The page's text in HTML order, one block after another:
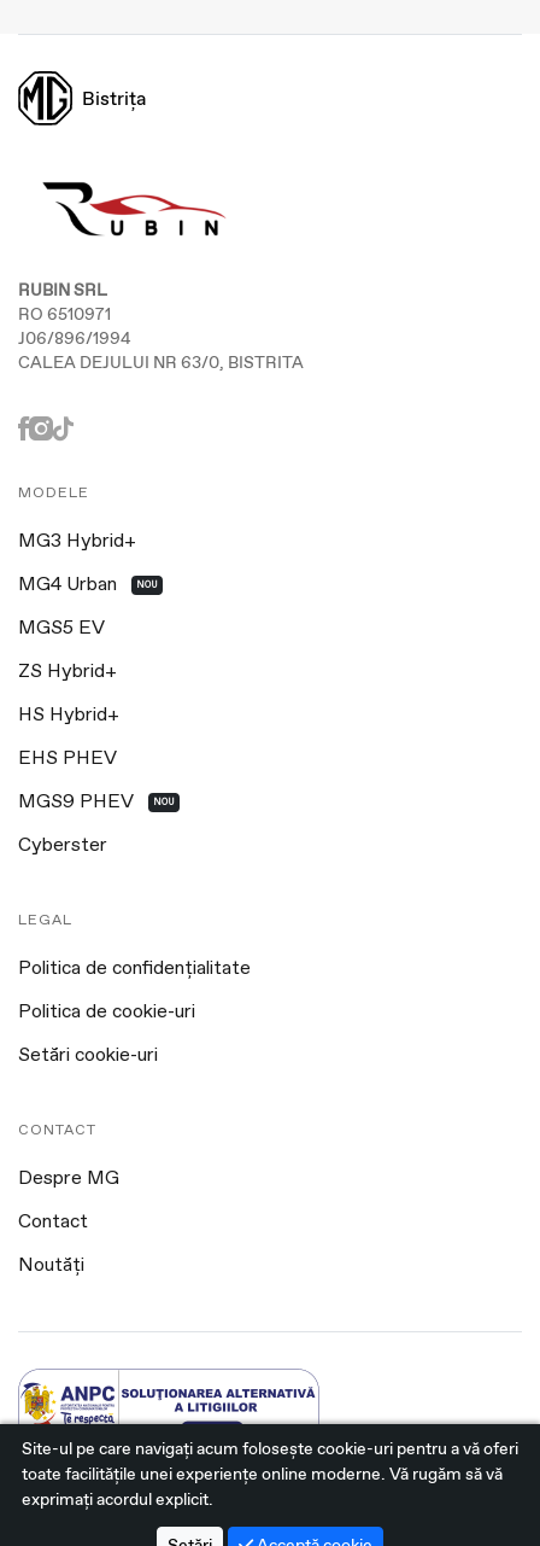
Bistrița
RUBIN SRL
RO 6510971
J06/896/1994
CALEA DEJULUI NR 63/0, BISTRITA
MODELE
MG3 Hybrid+
MG4 Urban NOU
MGS5 EV
ZS Hybrid+
HS Hybrid+
EHS PHEV
MGS9 PHEV NOU
Cyberster
LEGAL
Politica de confidențialitate
Politica de cookie-uri
Setări cookie-uri
CONTACT
Despre MG
Contact
Noutăți
@2026 MG Bistrita. Toate drepturile rezervate.
Platformă dezvoltată de Workleto.
Site-ul pe care navigați acum foloseşte cookie-uri pentru a vă oferi
toate facilitățile unei experiențe online moderne. Vă rugăm să vă
exprimați acordul explicit.